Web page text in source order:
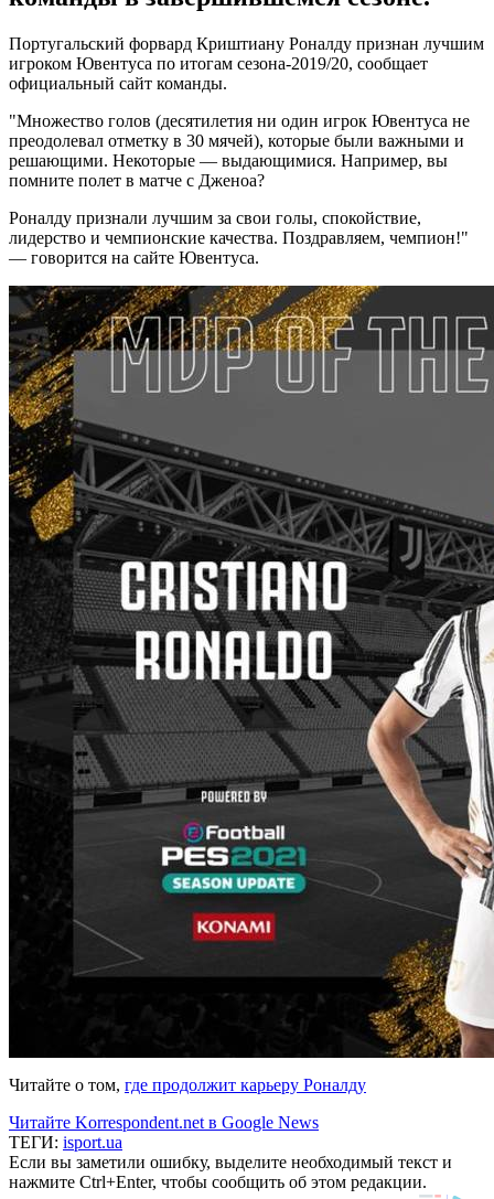
Португальский форвард Криштиану Роналду признан лучшим
игроком Ювентуса по итогам сезона-2019/20, сообщает
официальный сайт команды.
"Множество голов (десятилетия ни один игрок Ювентуса не
преодолевал отметку в 30 мячей), которые были важными и
решающими. Некоторые — выдающимися. Например, вы
помните полет в матче с Дженоа?
Роналду признали лучшим за свои голы, спокойствие,
лидерство и чемпионские качества. Поздравляем, чемпион!"
— говорится на сайте Ювентуса.
Читайте о том, где продолжит карьеру Роналду
Читайте Korrespondent.net в Google News
ТЕГИ: isport.ua
Если вы заметили ошибку, выделите необходимый текст и
нажмите Ctrl+Enter, чтобы сообщить об этом редакции.